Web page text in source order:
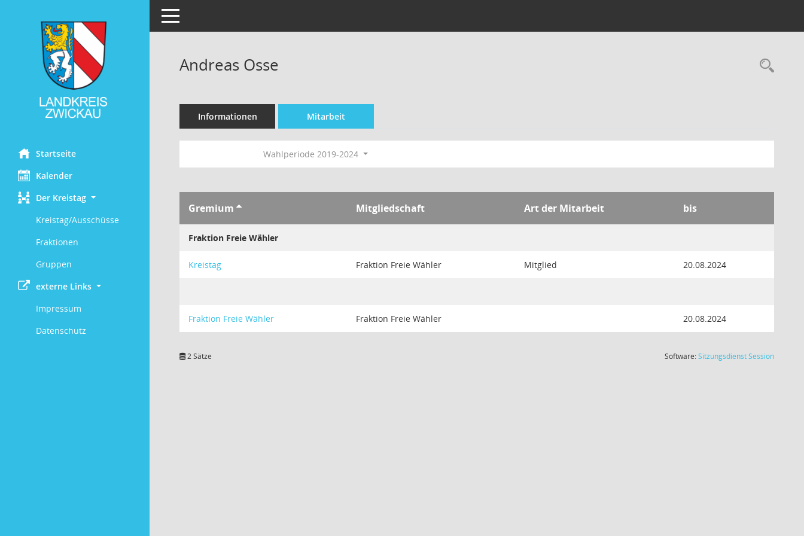
Startseite
Kalender
Der Kreistag
Kreistag/Ausschüsse
Fraktionen
Gruppen
externe Links
Impressum
Datenschutz
Toggle navigation
Andreas Osse
Informationen Mitarbeit
Wahlperiode 2019-2024
Gremium Mitgliedschaft Art der Mitarbeit bis
Fraktion Freie Wähler
Kreistag Fraktion Freie Wähler Mitglied 20.08.2024
Fraktion Freie Wähler Fraktion Freie Wähler 20.08.2024
2 Sätze Software:SitzungsdienstSession(Wird in